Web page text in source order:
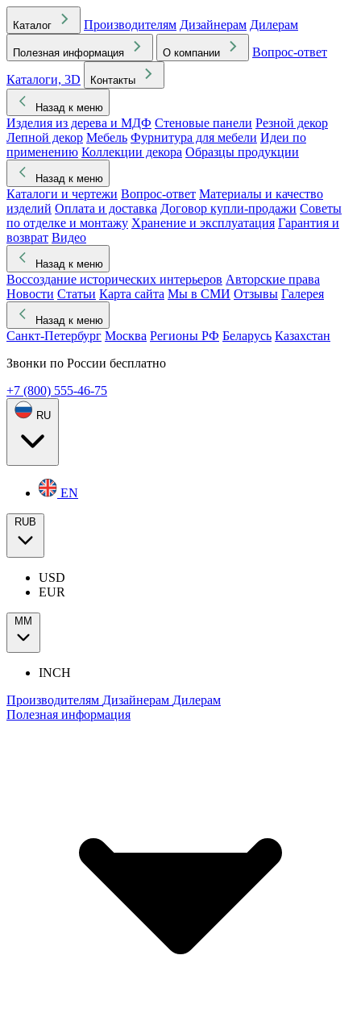
Каталог Производителям Дизайнерам Дилерам
Полезная информация О компании
Вопрос-ответ
Каталоги, 3D
Контакты
Назад к меню
Изделия из дерева и МДФ Стеновые панели Резной декор
Лепной декор Мебель Фурнитура для мебели Идеи по
применению Коллекции декора Образцы продукции
Назад к меню
Каталоги и чертежи Вопрос-ответ Материалы и качество
изделий Оплата и доставка Договор купли-продажи Советы
по отделке и монтажу Хранение и эксплуатация Гарантия и
возврат Видео
Назад к меню
Воссоздание исторических интерьеров Авторские права
Новости Статьи Карта сайта Мы в СМИ Отзывы Галерея
Назад к меню
Санкт-Петербург Москва Регионы РФ Беларусь Казахстан
Звонки по России бесплатно
+7 (800) 555-46-75
RU
EN
RUB
USD
EUR
ММ
INCH
Производителям Дизайнерам Дилерам
Полезная информация